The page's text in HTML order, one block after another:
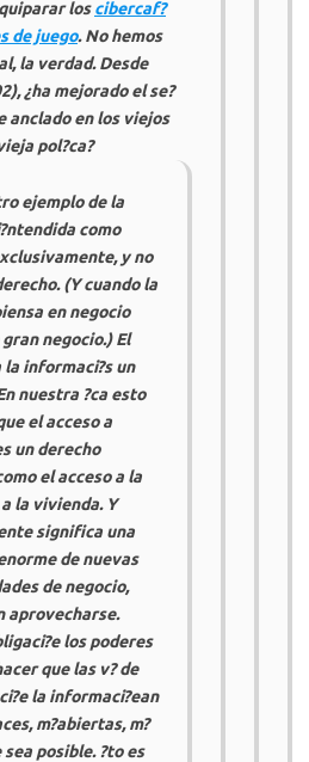
loscibercaf?
de juego. No hemos
la verdad. Desde
¿ha mejorado el se?
anclado en los viejos
pol?ca?
ejemplo de la
como
y no
(Y cuando la
en negocio
negocio.) El
la informaci?s un
nuestra ?ca esto
el acceso a
un derecho
el acceso a la
la vivienda. Y
significa una
de nuevas
de negocio,
aprovecharse.
los poderes
que las v? de
la informaci?ean
m?abiertas, m?
posible. ?to es